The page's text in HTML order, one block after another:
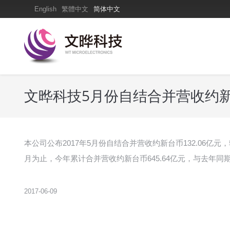
English 繁體中文 简体中文
文晔科技5月份自结合并营收约
本公司公布2017年5月份自结合并营收约新台币132.06亿元
月为止，今年累计合并营收约新台币645.64亿元，与去年同
2017-06-09